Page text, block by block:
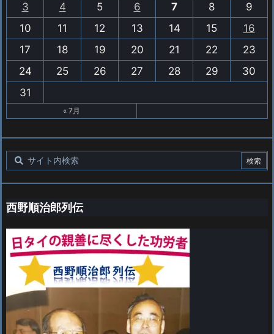
3
4 5 6 7 8
9
10
11 12 13 14 15
16
17
18 19 20 21 22
23
24
25 26 27 28 29
30
31
« 7月
西野順治郎列伝